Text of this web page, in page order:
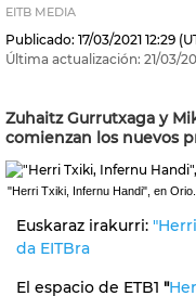
EITB MEDIA
Publicado: 17/03/2021 12:29
Última actualización: 21/03/
Zuhaitz Gurrutxaga y
comienzan los nuevos
"Herri Txiki, Infernu Handi", en
Euskaraz irakurri:
da EITBra
El espacio de ETB1 "